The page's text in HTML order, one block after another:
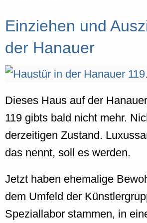
Einziehen und
der Hanauer
Dieses Haus auf der
119 gibts bald nicht mehr.
derzeitigen Zustand.
das nennt, soll es werden.
Jetzt haben ehemalige
dem Umfeld der
Speziallabor stammen, in